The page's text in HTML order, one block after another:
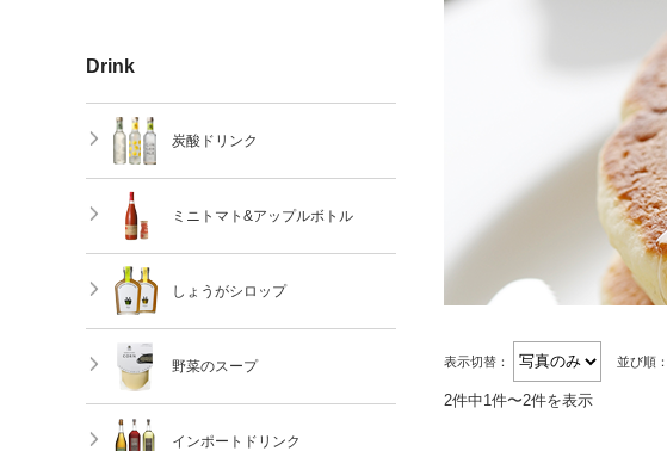
表示切替： 並び順：
2件中1件〜2件を表示
Drink
炭酸ドリンク
ミニトマト&アップルボトル
しょうがシロップ
野菜のスープ
インポートドリンク